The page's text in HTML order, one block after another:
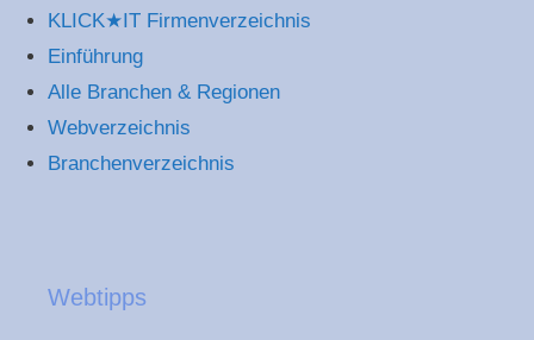
KLICK★IT Firmenverzeichnis
Einführung
Alle Branchen & Regionen
Webverzeichnis
Branchenverzeichnis
Webtipps